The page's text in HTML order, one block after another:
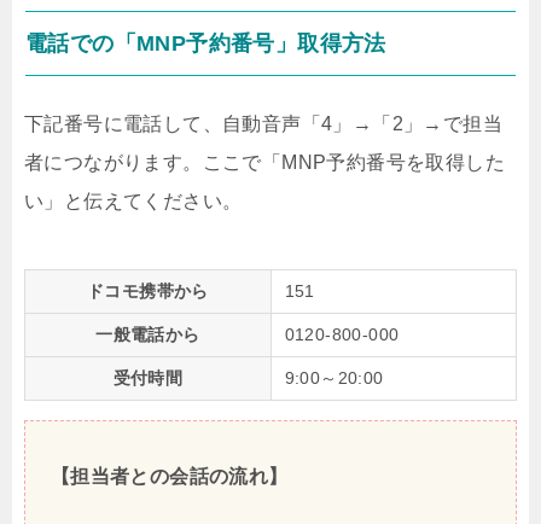
電話での「MNP予約番号」取得方法
下記番号に電話して、自動音声「4」→「2」→で担当
者につながります。ここで「MNP予約番号を取得した
い」と伝えてください。
ドコモ携帯から 151
一般電話から 0120-800-000
受付時間 9:00～20:00
【担当者との会話の流れ】